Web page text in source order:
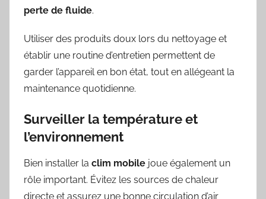
perte de fluide.
Utiliser des produits doux lors du nettoyage et
établir une routine d’entretien permettent de
garder l’appareil en bon état, tout en allégeant la
maintenance quotidienne.
Surveiller la température et
l’environnement
Bien installer la clim mobile joue également un
rôle important. Évitez les sources de chaleur
directe et assurez une bonne circulation d’air